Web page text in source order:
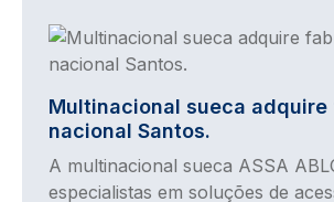
Imagem
Multinacional sueca
nacional Santos.
A multinacional sueca ASSA
especialistas em soluções de